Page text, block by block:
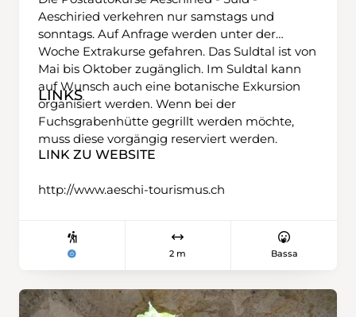
Aeschiried verkehren nur samstags und
sonntags. Auf Anfrage werden unter der
Woche Extrakurse gefahren. Das Suldtal ist von
Mai bis Oktober zugänglich. Im Suldtal kann
auf Wunsch auch eine botanische Exkursion
organisiert werden. Wenn bei der
Fuchsgrabenhütte gegrillt werden möchte,
muss diese vorgängig reserviert werden.
LINKS
LINK ZU WEBSITE
http://www.aeschi-tourismus.ch
2 m Bassa